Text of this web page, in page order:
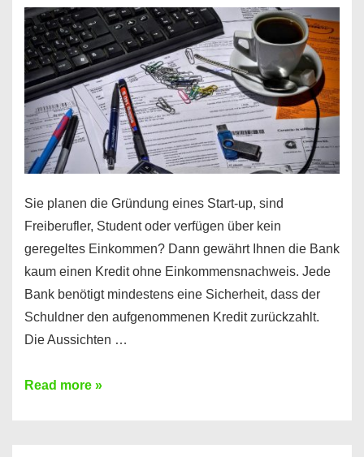
Sie planen die Gründung eines Start-up, sind
Freiberufler, Student oder verfügen über kein
geregeltes Einkommen? Dann gewährt Ihnen die Bank
kaum einen Kredit ohne Einkommensnachweis. Jede
Bank benötigt mindestens eine Sicherheit, dass der
Schuldner den aufgenommenen Kredit zurückzahlt.
Die Aussichten …
Mit
Read more »